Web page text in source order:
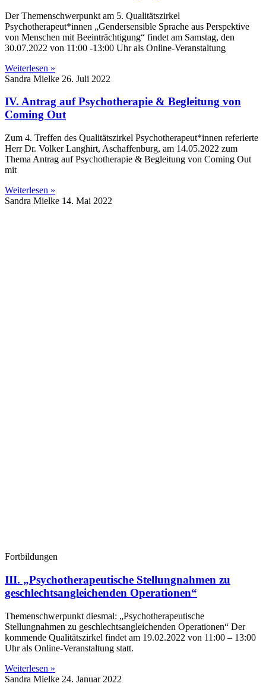
Der Themenschwerpunkt am 5. Qualitätszirkel
Psychotherapeut*innen „Gendersensible Sprache aus Perspektive
von Menschen mit Beeinträchtigung“ findet am Samstag, den
30.07.2022 von 11:00 -13:00 Uhr als Online-Veranstaltung
Weiterlesen »
Sandra Mielke 26. Juli 2022
IV. Antrag auf Psychotherapie & Begleitung von
Coming Out
Zum 4. Treffen des Qualitätszirkel Psychotherapeut*innen referierte
Herr Dr. Volker Langhirt, Aschaffenburg, am 14.05.2022 zum
Thema Antrag auf Psychotherapie & Begleitung von Coming Out
mit
Weiterlesen »
Sandra Mielke 14. Mai 2022
Fortbildungen
III. „Psychotherapeutische Stellungnahmen zu
geschlechtsangleichenden Operationen“
Themenschwerpunkt diesmal: „Psychotherapeutische
Stellungnahmen zu geschlechtsangleichenden Operationen“ Der
kommende Qualitätszirkel findet am 19.02.2022 von 11:00 – 13:00
Uhr als Online-Veranstaltung statt.
Weiterlesen »
Sandra Mielke 24. Januar 2022